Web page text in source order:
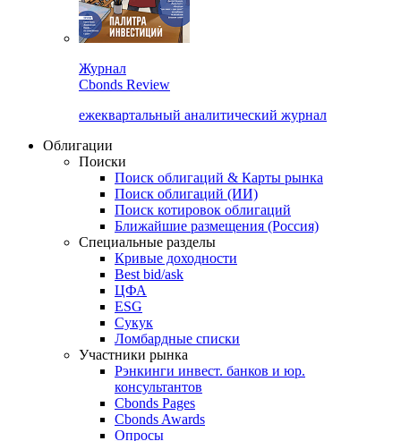
Cbonds Review
ежеквартальный аналитический журнал
Облигации
Поиски
Поиск облигаций & Карты рынка
Поиск облигаций (ИИ)
Поиск котировок облигаций
Ближайшие размещения (Россия)
Специальные разделы
Кривые доходности
Best bid/ask
ЦФА
ESG
Сукук
Ломбардные списки
Участники рынка
Рэнкинги инвест. банков и юр.